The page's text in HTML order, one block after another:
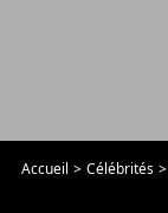
Accueil Célébrités